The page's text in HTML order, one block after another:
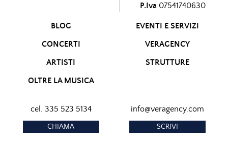
P.Iva 07541740630
BLOG
CONCERTI
ARTISTI
OLTRE LA MUSICA
EVENTI E SERVIZI
VERAGENCY
STRUTTURE
cel. 335 523 5134
CHIAMA
info@veragency.com
SCRIVI